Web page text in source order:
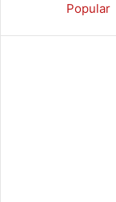
Popular